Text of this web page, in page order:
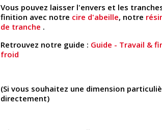
Vous pouvez laisser l'envers et les
finition avec notre cire d'abeille, notre
de tranche .
Retrouvez notre guide : Guide - Travail &
froid
(Si vous souhaitez une dimension
directement)